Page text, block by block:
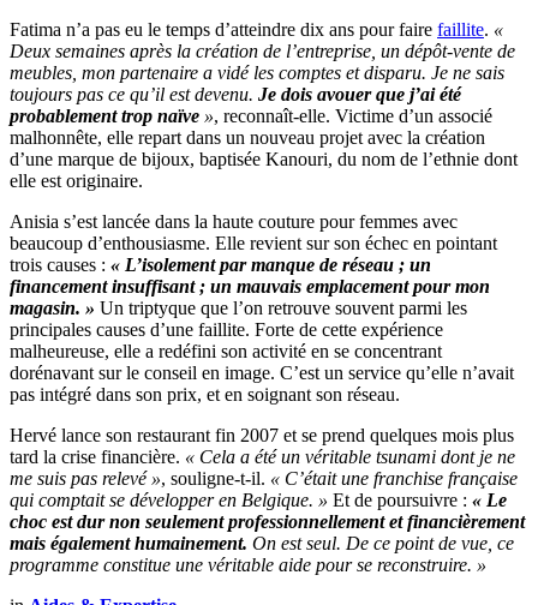
Fatima n’a pas eu le temps d’atteindre dix ans pour faire faillite. «
Deux semaines après la création de l’entreprise, un dépôt-vente de
meubles, mon partenaire a vidé les comptes et disparu. Je ne sais
toujours pas ce qu’il est devenu. Je dois avouer que j’ai été
probablement trop naïve », reconnaît-elle. Victime d’un associé
malhonnête, elle repart dans un nouveau projet avec la création
d’une marque de bijoux, baptisée Kanouri, du nom de l’ethnie dont
elle est originaire.
Anisia s’est lancée dans la haute couture pour femmes avec
beaucoup d’enthousiasme. Elle revient sur son échec en pointant
trois causes : « L’isolement par manque de réseau ; un
financement insuffisant ; un mauvais emplacement pour mon
magasin. » Un triptyque que l’on retrouve souvent parmi les
principales causes d’une faillite. Forte de cette expérience
malheureuse, elle a redéfini son activité en se concentrant
dorénavant sur le conseil en image. C’est un service qu’elle n’avait
pas intégré dans son prix, et en soignant son réseau.
Hervé lance son restaurant fin 2007 et se prend quelques mois plus
tard la crise financière. « Cela a été un véritable tsunami dont je ne
me suis pas relevé », souligne-t-il. « C’était une franchise française
qui comptait se développer en Belgique. » Et de poursuivre : « Le
choc est dur non seulement professionnellement et financièrement
mais également humainement. On est seul. De ce point de vue, ce
programme constitue une véritable aide pour se reconstruire. »